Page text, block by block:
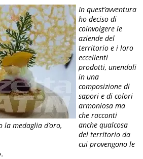
la medaglia d’oro,
In quest’avventura
ho deciso di
coinvolgere le
aziende del
territorio e i loro
eccellenti
prodotti, unendoli
in una
composizione di
sapori e di colori
armoniosa ma
che racconti
anche qualcosa
del territorio da
cui provengono le